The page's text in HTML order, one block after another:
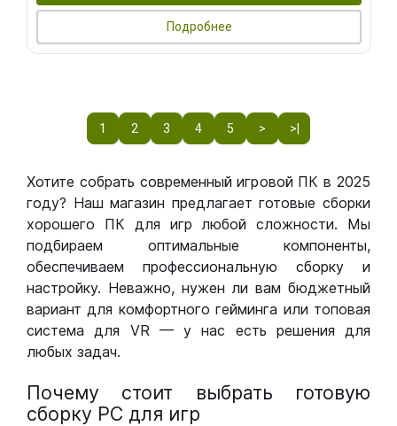
Подробнее
1 2 3 4 5 > >|
Хотите собрать современный игровой ПК в 2025
году? Наш магазин предлагает готовые сборки
хорошего ПК для игр любой сложности. Мы
подбираем оптимальные компоненты,
обеспечиваем профессиональную сборку и
настройку. Неважно, нужен ли вам бюджетный
вариант для комфортного гейминга или топовая
система для VR — у нас есть решения для
любых задач.
Почему стоит выбрать готовую
сборку РС для игр